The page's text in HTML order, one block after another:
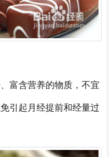
含营养的物质，不宜
引起月经提前和经量过